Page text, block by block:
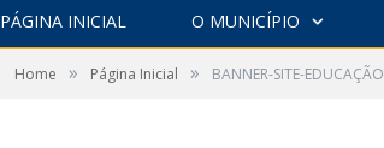
PÁGINA INICIAL O MUNICÍPIO
Home » Página Inicial » BANNER-SITE-EDUCAÇÃO